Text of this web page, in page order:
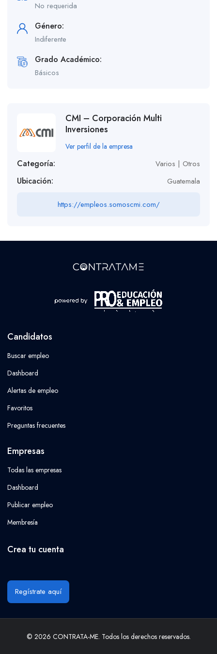
No requerida
Género:
Indiferente
Grado Académico:
Básicos
CMI – Corporación Multi
Inversiones
Ver perfil de la empresa
Categoría: Varios | Otros
Ubicación: Guatemala
https://empleos.somoscmi.com/
Candidatos
Buscar empleo
Dashboard
Alertas de empleo
Favoritos
Preguntas frecuentes
Empresas
Todas las empresas
Dashboard
Publicar empleo
Membresía
Crea tu cuenta
Regístrate aquí
© 2026 CONTRATA-ME. Todos los derechos reservados.